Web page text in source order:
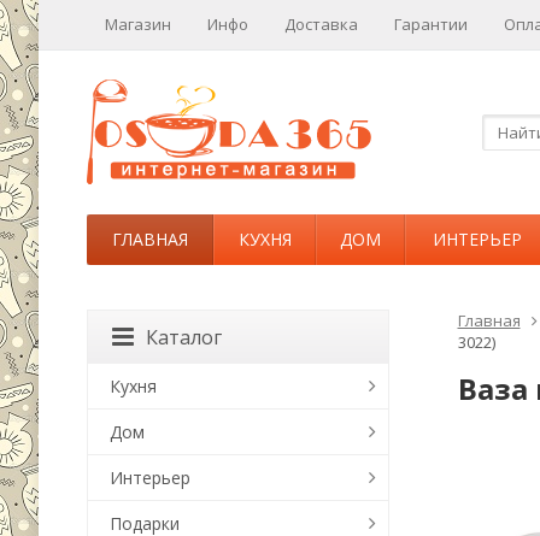
Магазин Инфо Доставка Гарантии
ГЛАВНАЯ КУХНЯ ДОМ ИНТЕРЬЕР
Главная
3022)
Каталог
Кухня
Дом
Интерьер
Подарки